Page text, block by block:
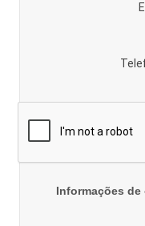
Informações